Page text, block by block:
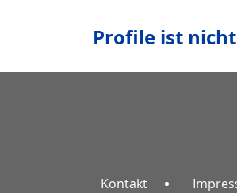
Profile ist
Kontakt